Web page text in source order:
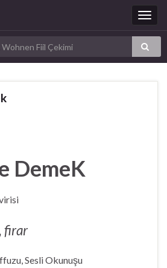
DemeK
firar
Sesli Okunuşu